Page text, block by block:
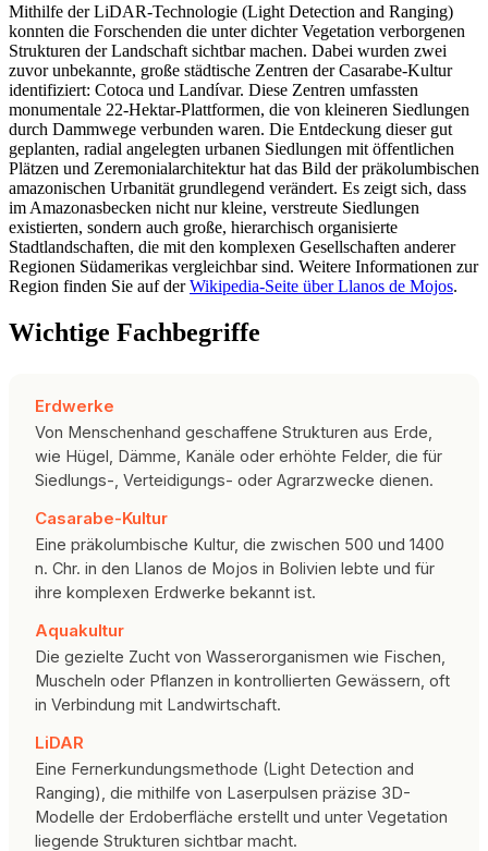
Mithilfe der LiDAR-Technologie (Light Detection and Ranging)
konnten die Forschenden die unter dichter Vegetation verborgenen
Strukturen der Landschaft sichtbar machen. Dabei wurden zwei
zuvor unbekannte, große städtische Zentren der Casarabe-Kultur
identifiziert: Cotoca und Landívar. Diese Zentren umfassten
monumentale 22-Hektar-Plattformen, die von kleineren Siedlungen
durch Dammwege verbunden waren. Die Entdeckung dieser gut
geplanten, radial angelegten urbanen Siedlungen mit öffentlichen
Plätzen und Zeremonialarchitektur hat das Bild der präkolumbischen
amazonischen Urbanität grundlegend verändert. Es zeigt sich, dass
im Amazonasbecken nicht nur kleine, verstreute Siedlungen
existierten, sondern auch große, hierarchisch organisierte
Stadtlandschaften, die mit den komplexen Gesellschaften anderer
Regionen Südamerikas vergleichbar sind. Weitere Informationen zur
Region finden Sie auf derWikipedia-Seite über Llanos de Mojos.
Wichtige Fachbegriffe
Erdwerke
Von Menschenhand geschaffene Strukturen aus Erde,
wie Hügel, Dämme, Kanäle oder erhöhte Felder, die für
Siedlungs-, Verteidigungs- oder Agrarzwecke dienen.
Casarabe-Kultur
Eine präkolumbische Kultur, die zwischen 500 und 1400
n. Chr. in den Llanos de Mojos in Bolivien lebte und für
ihre komplexen Erdwerke bekannt ist.
Aquakultur
Die gezielte Zucht von Wasserorganismen wie Fischen,
Muscheln oder Pflanzen in kontrollierten Gewässern, oft
in Verbindung mit Landwirtschaft.
LiDAR
Eine Fernerkundungsmethode (Light Detection and
Ranging), die mithilfe von Laserpulsen präzise 3D-
Modelle der Erdoberfläche erstellt und unter Vegetation
liegende Strukturen sichtbar macht.